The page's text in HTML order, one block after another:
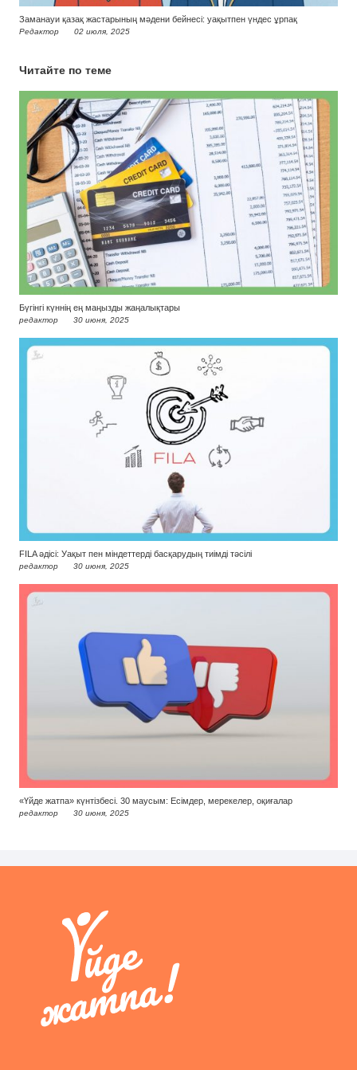
Заманауи қазақ жастарының мәдени бейнесі: уақытпен үндес ұрпақ
Редактор 02 июля, 2025
Читайте по теме
Бүгінгі күннің ең маңызды жаңалықтары
редактор 30 июня, 2025
FILA әдісі: Уақыт пен міндеттерді басқарудың тиімді тәсілі
редактор 30 июня, 2025
«Үйде жатпа» күнтізбесі. 30 маусым: Есімдер, мерекелер, оқиғалар
редактор 30 июня, 2025